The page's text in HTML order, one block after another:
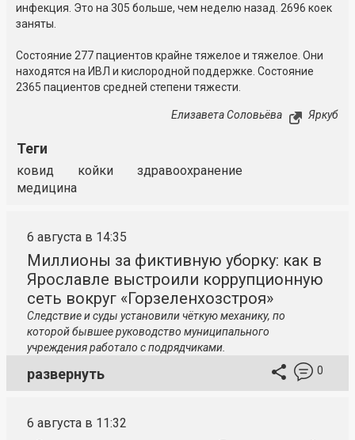
инфекция. Это на 305 больше, чем неделю назад. 2696 коек
заняты.
Состояние 277 пациентов крайне тяжелое и тяжелое. Они
находятся на ИВЛ и кислородной поддержке. Состояние
2365 пациентов средней степени тяжести.
Елизавета Соловьёва Яркуб
Теги
ковид койки
здравоохранение
медицина
6 августа в 14:35
Миллионы за фиктивную уборку: как в
Ярославле выстроили коррупционную
сеть вокруг «Горзеленхозстроя»
Следствие и суды установили чёткую механику, по
которой бывшее руководство муниципального
учреждения работало с подрядчиками.
развернуть 0
6 августа в 11:32